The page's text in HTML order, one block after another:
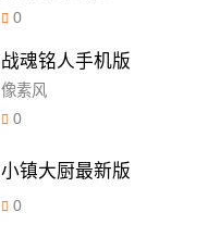
0
战魂铭人手机版
像素风
0
小镇大厨最新版
0